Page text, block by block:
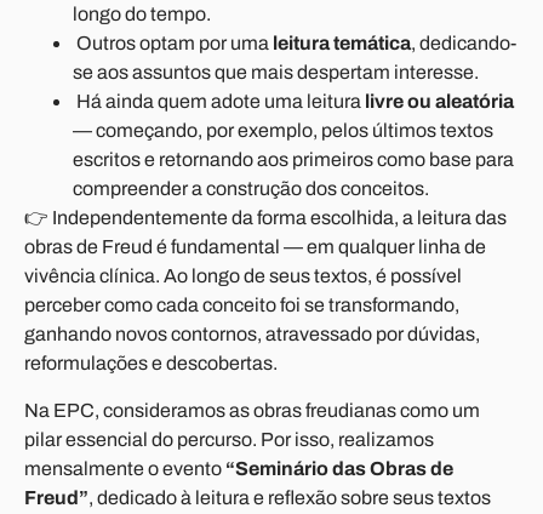
longo do tempo.
Outros optam por uma leitura temática, dedicando-
se aos assuntos que mais despertam interesse.
Há ainda quem adote uma leitura livre ou aleatória
— começando, por exemplo, pelos últimos textos
escritos e retornando aos primeiros como base para
compreender a construção dos conceitos.
👉 Independentemente da forma escolhida, a leitura das
obras de Freud é fundamental — em qualquer linha de
vivência clínica. Ao longo de seus textos, é possível
perceber como cada conceito foi se transformando,
ganhando novos contornos, atravessado por dúvidas,
reformulações e descobertas.
Na EPC, consideramos as obras freudianas como um
pilar essencial do percurso. Por isso, realizamos
mensalmente o evento “Seminário das Obras de
Freud”, dedicado à leitura e reflexão sobre seus textos